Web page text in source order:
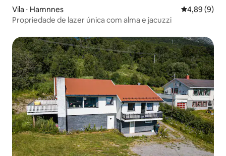
Vila ⋅ Hamnnes 4,89 de uma
4,89 (9)
Propriedade de lazer única com alma e jacuzzi